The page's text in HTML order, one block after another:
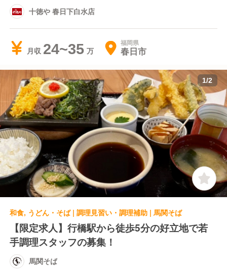
十徳や 春日下白水店
月収 24~35 福岡県
春日市
1/2
和食, うどん・そば | 調理見習い・調理補助 | 馬関そば
【限定求人】行橋駅から徒歩5分の好立地で若
手調理スタッフの募集！
馬関そば